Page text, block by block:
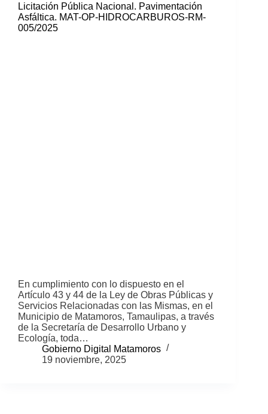
Licitación Pública Nacional. Pavimentación
Asfáltica. MAT-OP-HIDROCARBUROS-RM-
005/2025
En cumplimiento con lo dispuesto en el
Artículo 43 y 44 de la Ley de Obras Públicas y
Servicios Relacionadas con las Mismas, en el
Municipio de Matamoros, Tamaulipas, a través
de la Secretaría de Desarrollo Urbano y
Ecología, toda…
Gobierno Digital Matamoros
19 noviembre, 2025